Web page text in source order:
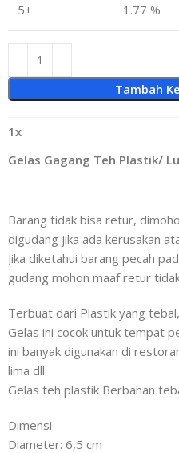
5+ 1.77 %
Tambah
1x
Gelas Gagang Teh Plastik/
Barang tidak bisa retur,
digudang jika ada kerusakan
Jika diketahui barang pecah
gudang mohon maaf retur
Terbuat dari Plastik yang
Gelas ini cocok untuk tempat
ini banyak digunakan di
lima dll.
Gelas teh plastik Berbahan
Dimensi
Diameter: 6,5 cm